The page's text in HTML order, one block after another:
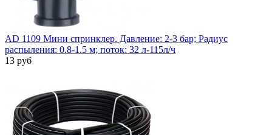
AD 1109 Мини спринклер. Давление: 2-3 бар; Радиус
распыления: 0.8-1.5 м; поток: 32 л-115л/ч
13 руб